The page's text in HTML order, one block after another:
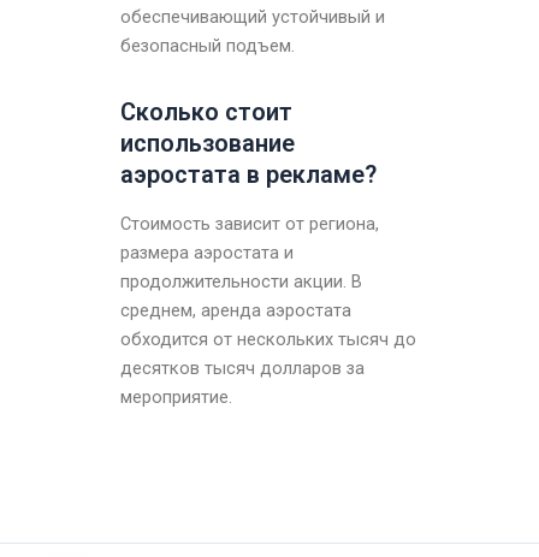
обеспечивающий устойчивый и
безопасный подъем.
Сколько стоит
использование
аэростата в рекламе?
Стоимость зависит от региона,
размера аэростата и
продолжительности акции. В
среднем, аренда аэростата
обходится от нескольких тысяч до
десятков тысяч долларов за
мероприятие.